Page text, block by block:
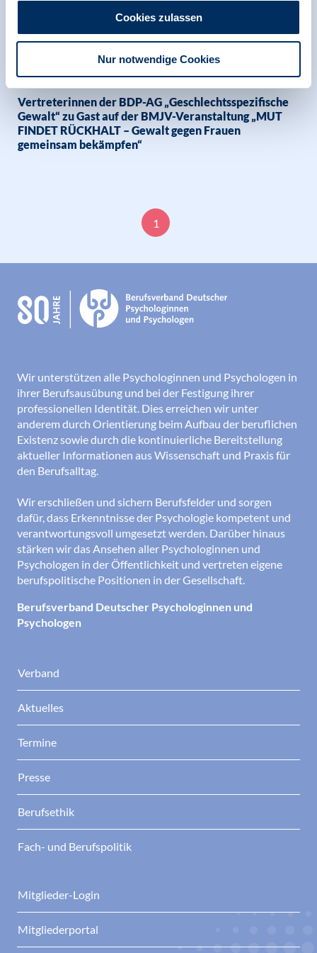
Cookies zulassen
Nur notwendige Cookies
News | Geschlechtsspezifische Gewalt
Vertreterinnen der BDP-AG „Geschlechtsspezifische
Gewalt“ zu Gast auf der BMJV-Veranstaltung „MUT
FINDET RÜCKHALT – Gewalt gegen Frauen
gemeinsam bekämpfen“
1
Wir unterstützen alle Psychologinnen und Psychologen in
ihrer Berufsausübung und bei der Festigung ihrer
professionellen Identität. Dies erreichen wir unter
anderem durch Orientierung beim Aufbau der beruflichen
Existenz sowie durch die kontinuierliche Bereitstellung
aktueller Informationen aus Wissenschaft und Praxis für
den Berufsalltag.
Wir erschließen und sichern Berufsfelder und sorgen
dafür, dass Erkenntnisse der Psychologie kompetent und
verantwortungsvoll umgesetzt werden. Darüber hinaus
stärken wir das Ansehen aller Psychologinnen und
Psychologen in der Öffentlichkeit und vertreten eigene
berufspolitische Positionen in der Gesellschaft.
Berufsverband Deutscher Psychologinnen und
Psychologen
Verband
Aktuelles
Termine
Presse
Berufsethik
Fach- und Berufspolitik
Mitglieder-Login
Mitgliederportal